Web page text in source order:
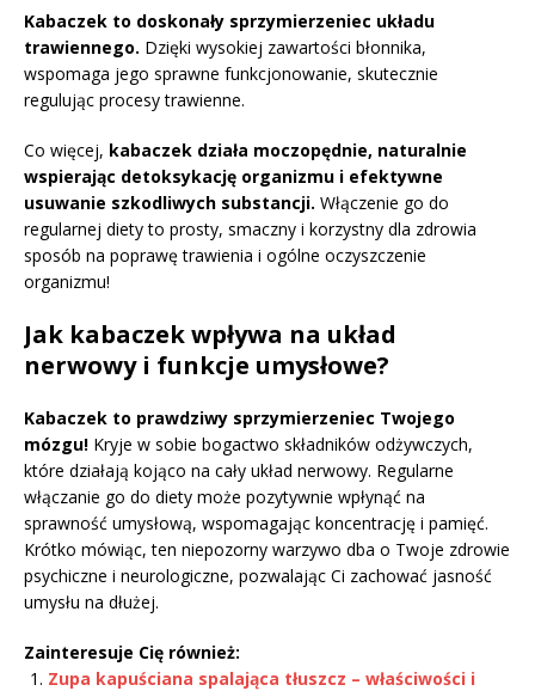
Kabaczek to doskonały sprzymierzeniec układu
trawiennego. Dzięki wysokiej zawartości błonnika,
wspomaga jego sprawne funkcjonowanie, skutecznie
regulując procesy trawienne.
Co więcej, kabaczek działa moczopędnie, naturalnie
wspierając detoksykację organizmu i efektywne
usuwanie szkodliwych substancji. Włączenie go do
regularnej diety to prosty, smaczny i korzystny dla zdrowia
sposób na poprawę trawienia i ogólne oczyszczenie
organizmu!
Jak kabaczek wpływa na układ
nerwowy i funkcje umysłowe?
Kabaczek to prawdziwy sprzymierzeniec Twojego
mózgu! Kryje w sobie bogactwo składników odżywczych,
które działają kojąco na cały układ nerwowy. Regularne
włączanie go do diety może pozytywnie wpłynąć na
sprawność umysłową, wspomagając koncentrację i pamięć.
Krótko mówiąc, ten niepozorny warzywo dba o Twoje zdrowie
psychiczne i neurologiczne, pozwalając Ci zachować jasność
umysłu na dłużej.
Zainteresuje Cię również:
Zupa kapuściana spalająca tłuszcz – właściwości i